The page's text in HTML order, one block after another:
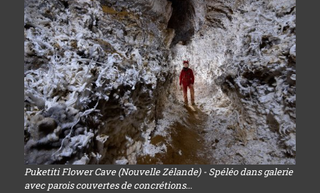
Puketiti Flower Cave (Nouvelle Zélande) - Spéléo dans galerie
avec parois couvertes de concrétions...